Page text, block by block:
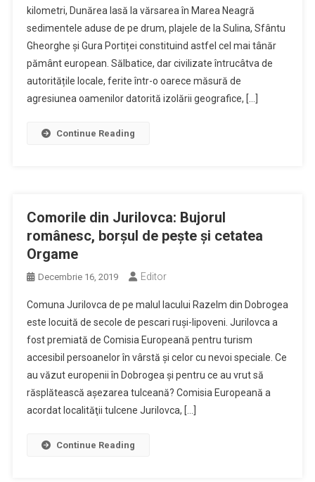
kilometri, Dunărea lasă la vărsarea în Marea Neagră
sedimentele aduse de pe drum, plajele de la Sulina, Sfântu
Gheorghe și Gura Portiței constituind astfel cel mai tânăr
pământ european. Sălbatice, dar civilizate întrucâtva de
autoritățile locale, ferite într-o oarece măsură de
agresiunea oamenilor datorită izolării geografice, […]
Continue Reading
Comorile din Jurilovca: Bujorul
românesc, borşul de peşte şi cetatea
Orgame
Decembrie 16, 2019 Editor
Comuna Jurilovca de pe malul lacului Razelm din Dobrogea
este locuită de secole de pescari ruşi-lipoveni. Jurilovca a
fost premiată de Comisia Europeană pentru turism
accesibil persoanelor în vârstă şi celor cu nevoi speciale. Ce
au văzut europenii în Dobrogea şi pentru ce au vrut să
răsplătească aşezarea tulceană? Comisia Europeană a
acordat localităţii tulcene Jurilovca, […]
Continue Reading